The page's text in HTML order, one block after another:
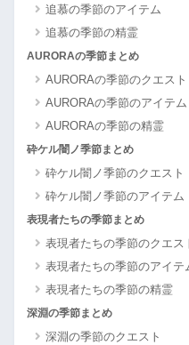
追慕の季節のアイテム
追慕の季節の精霊
AURORAの季節まとめ
AURORAの季節のクエスト
AURORAの季節のアイテム
AURORAの季節の精霊
砕ケル闇ノ季節まとめ
砕ケル闇ノ季節のクエスト
砕ケル闇ノ季節のアイテム
表現者たちの季節まとめ
表現者たちの季節のクエス
表現者たちの季節のアイテ
表現者たちの季節の精霊
深淵の季節まとめ
深淵の季節のクエスト